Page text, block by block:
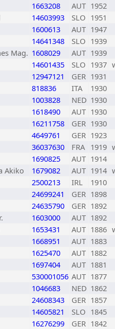
1663208 AUT 1952
14603993 SLO 1951
1600613 AUT 1947
14641348 SLO 1939
Mag. 1608029 AUT 1939
14601435 SLO 1937
12947121 GER 1931
818836 ITA
1930
1003828 NED 1930
1618490 AUT 1930
16211758 GER 1930
4649761 GER 1923
36037630 FRA 1919
1690825 AUT 1914
Akiko 1679082 AUT 1914
2500213 IRL
1910
24699241 GER 1898
24635790 GER 1892
1603000 AUT 1892
1653431 AUT 1886
1668951 AUT 1883
1625470 AUT 1882
1697404 AUT 1881
530001056 AUT 1877
1046683 NED 1862
24608343 GER 1857
14605821 SLO 1845
16276299 GER 1842